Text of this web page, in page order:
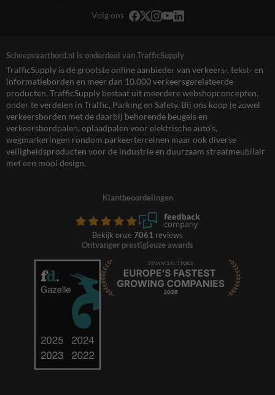
Volg ons
Scheepvaartbord.nl is onderdeel van TrafficSupply
TrafficSupply is dé grootste online aanbieder van verkeers-, tekst- en
informatieborden en meer dan 10.000 verkeersgerelateerde
producten. TrafficSupply bestaat uit meerdere webshopconcepten,
onder te verdelen in Traffic, Parking en Safety. Bij ons koop je zowel
verkeersborden met de daarbij behorende beugels en
verkeersbordpalen, oplaadpalen voor elektrische auto’s,
wegmarkeringen rondom parkeerterreinen maar ook diverse
veiligheidsproducten voor de industrie en duurzaam straatmeubilair
met een mooi design.
Klantbeoordelingen
Bekijk onze 7061 reviews
Ontvanger prestigieuze awards